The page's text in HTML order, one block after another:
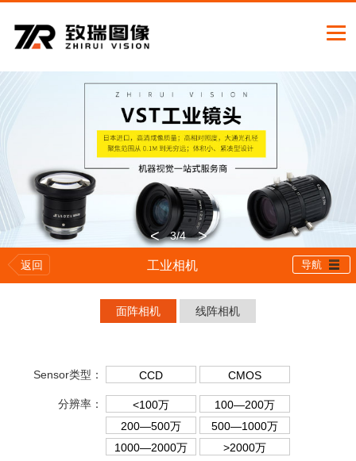
3/4
< >
返回 工业相机 导航
面阵相机 线阵相机
Sensor类型： CCD CMOS
分辨率： <100万
100—200万
200—500万
500—1000万
1000—2000万
>2000万